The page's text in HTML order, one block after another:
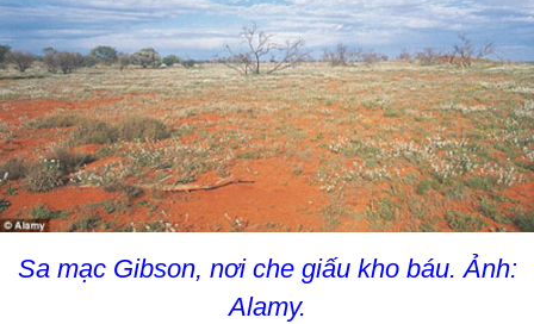
Sa mạc Gibson, nơi che giấu kho báu. Ảnh:
Alamy.